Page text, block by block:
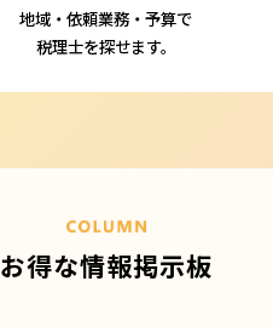
地域・依頼業務・予算で
税理士を探せます。
お得な情報掲示板